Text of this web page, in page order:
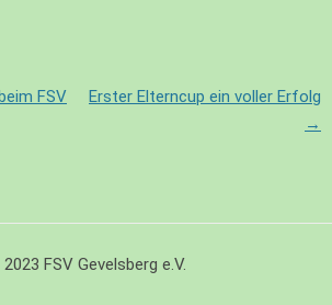
FSV
Erster Elterncup ein voller Erfolg
→
FSV Gevelsberg e.V.